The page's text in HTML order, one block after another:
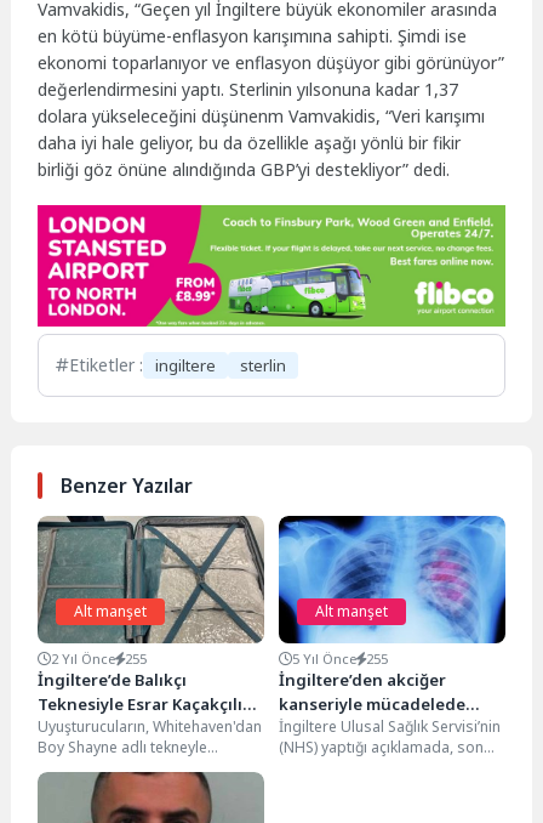
Vamvakidis, “Geçen yıl İngiltere büyük ekonomiler arasında
en kötü büyüme-enflasyon karışımına sahipti. Şimdi ise
ekonomi toparlanıyor ve enflasyon düşüyor gibi görünüyor”
değerlendirmesini yaptı. Sterlinin yılsonuna kadar 1,37
dolara yükseleceğini düşünenm Vamvakidis, “Veri karışımı
daha iyi hale geliyor, bu da özellikle aşağı yönlü bir fikir
birliği göz önüne alındığında GBP’yi destekliyor” dedi.
Etiketler : ingiltere sterlin
Benzer Yazılar
Alt manşet
2 Yıl Önce 255
İngiltere’de Balıkçı
Teknesiyle Esrar Kaçakçılığı
Yapan Dört Kişiye Hapis
Cezası
Uyuşturucuların, Whitehaven'dan
Boy Shayne adlı tekneyle
taşındığı, 54 paket esrar ve
3.000 sterlin değerinde THC...
Alt manşet
5 Yıl Önce 255
İngiltere’den akciğer
kanseriyle mücadelede
devrim niteliğinde ilaç
İngiltere Ulusal Sağlık Servisi’nin
(NHS) yaptığı açıklamada, son